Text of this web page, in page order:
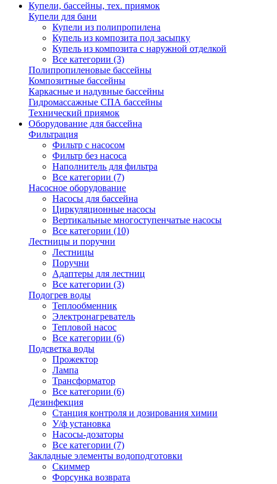
Купели, бассейны, тех. приямок
Купели для бани
Купели из полипропилена
Купель из композита под засыпку
Купель из композита с наружной отделкой
Все категории (3)
Полипропиленовые бассейны
Композитные бассейны
Каркасные и надувные бассейны
Гидромассажные СПА бассейны
Технический приямок
Оборудование для бассейна
Фильтрация
Фильтр с насосом
Фильтр без насоса
Наполнитель для фильтра
Все категории (7)
Насосное оборудование
Насосы для бассейна
Циркуляционные насосы
Вертикальные многоступенчатые насосы
Все категории (10)
Лестницы и поручни
Лестницы
Поручни
Адаптеры для лестниц
Все категории (3)
Подогрев воды
Теплообменник
Электронагреватель
Тепловой насос
Все категории (6)
Подсветка воды
Прожектор
Лампа
Трансформатор
Все категории (6)
Дезинфекция
Станция контроля и дозирования химии
У/ф установка
Насосы-дозаторы
Все категории (7)
Закладные элементы водоподготовки
Скиммер
Форсунка возврата